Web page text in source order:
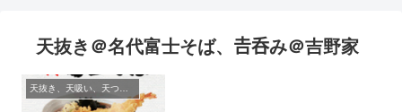
天抜き＠名代富士そば、𠮷呑み＠吉野家